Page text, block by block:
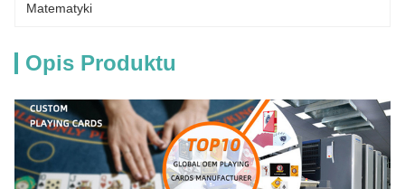
Matematyki
Opis Produktu